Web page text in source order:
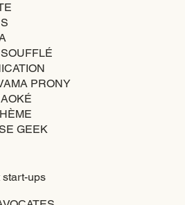
PRONY
GEEK
start-ups